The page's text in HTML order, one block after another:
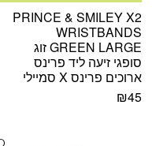
PRINCE & SMILEY X2
WRISTBANDS
GREEN LARGE זוג
סופגי זיעה ליד פרינס
ארוכים פרינס X סמיילי
₪45